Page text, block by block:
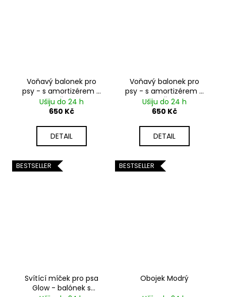
Voňavý balonek pro
psy - s amortizérem a
OVEČKOU
Ušiju do 24 h
650 Kč
DETAIL
Voňavý balonek pro
psy - s amortizérem a
PLYŠEM
Ušiju do 24 h
650 Kč
DETAIL
BESTSELLER
Svítící míček pro psa
Glow - balónek s
BESTSELLER
Obojek Modrý